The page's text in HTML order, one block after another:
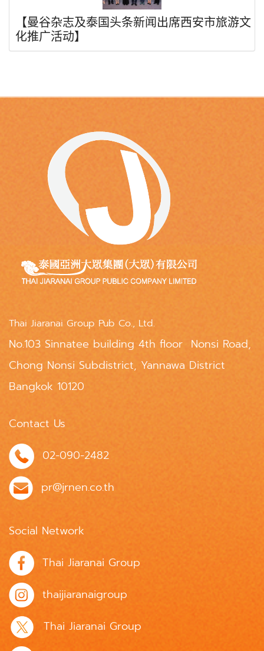
【曼谷杂志及泰国头条新闻出席西安市旅游文
化推广活动】
Thai Jiaranai Group Pub Co., Ltd.
No.103 Sinnatee building 4th floor Nonsi Road,
Chong Nonsi Subdistrict, Yannawa District
Bangkok 10120
Contact Us
02-090-2482
pr@jrnen.co.th
Social Network
Thai Jiaranai Group
thaijiaranaigroup
Thai Jiaranai Group